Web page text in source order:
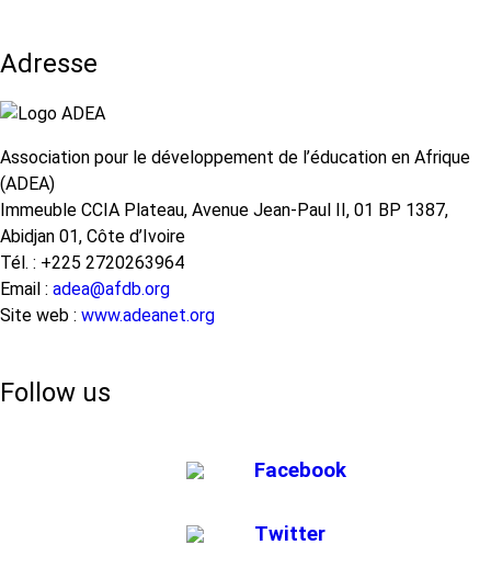
compétences
enseignants
du
primaire
en
Afrique
Adresse
Association pour le développement de l’éducation en Afrique
(ADEA)
Immeuble CCIA Plateau, Avenue Jean-Paul II, 01 BP 1387,
Abidjan 01, Côte d’Ivoire
Tél. : +225 2720263964
Email : adea@afdb.org
Site web : www.adeanet.org
Follow us
Facebook
Twitter